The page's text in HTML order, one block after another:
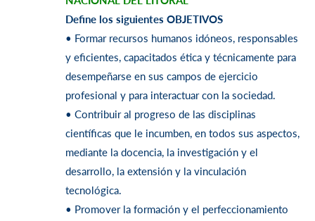
Define los siguientes OBJETIVOS
• Formar recursos humanos idóneos, responsables
y eficientes, capacitados ética y técnicamente para
desempeñarse en sus campos de ejercicio
profesional y para interactuar con la sociedad.
• Contribuir al progreso de las disciplinas
científicas que le incumben, en todos sus aspectos,
mediante la docencia, la investigación y el
desarrollo, la extensión y la vinculación
tecnológica.
• Promover la formación y el perfeccionamiento